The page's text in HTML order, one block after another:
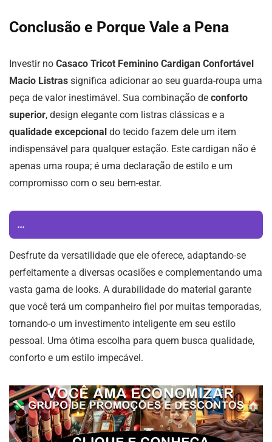
Conclusão e Porque Vale a Pena
Investir no Casaco Tricot Feminino Cardigan Confortável
Macio Listras significa adicionar ao seu guarda-roupa uma
peça de valor inestimável. Sua combinação de conforto
superior, design elegante com listras clássicas e a
qualidade excepcional do tecido fazem dele um item
indispensável para qualquer estação. Este cardigan não é
apenas uma roupa; é uma declaração de estilo e um
compromisso com o seu bem-estar.
...
Desfrute da versatilidade que ele oferece, adaptando-se
perfeitamente a diversas ocasiões e complementando uma
vasta gama de looks. A durabilidade do material garante
que você terá um companheiro fiel por muitas temporadas,
tornando-o um investimento inteligente em seu estilo
pessoal. Uma ótima escolha para quem busca qualidade,
conforto e um estilo impecável.